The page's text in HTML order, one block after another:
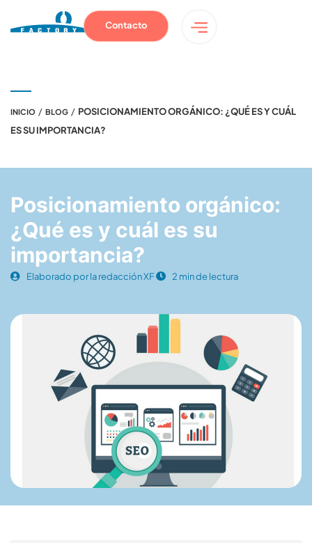
Contacto
INICIO / BLOG / POSICIONAMIENTO ORGÁNICO: ¿QUÉ ES Y CUÁL
ES SU IMPORTANCIA?
Posicionamiento orgánico:
¿Qué es y cuál es su
importancia?
Elaborado por la redacción XF 2 min de lectura